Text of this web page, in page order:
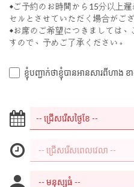
◆ご予約のお時間から15分以上
セルとさせていただく場合がござ
◆お席のご希望につきましては
すので、予めご了承ください。
ខ្ញុំបញ្ជាក់ថាខ្ញុំបានអានសារពីហាង ខ